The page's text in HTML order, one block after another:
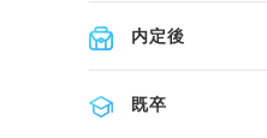
内定後
既卒